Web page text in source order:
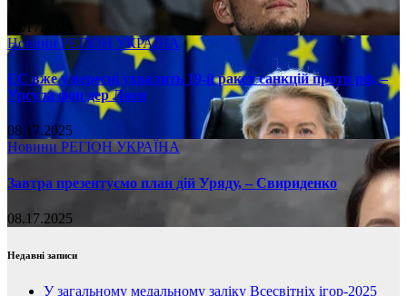
08.17.2025
НовиниРЕГІОН УКРАЇНА
ЄС вже у вересні ухвалить 19-й ракет санкцій проти рф, –
Урсула фон дер Ляєн
08.17.2025
Новини РЕГІОН УКРАЇНА
Завтра презентуємо план дій Уряду, – Свириденко
08.17.2025
Недавні записи
У загальному медальному заліку Всесвітніх ігор-2025